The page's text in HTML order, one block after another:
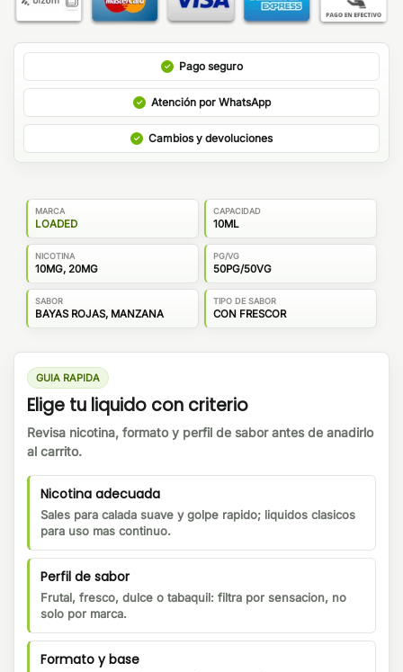
Pago seguro
Atención por WhatsApp
Cambios y devoluciones
MARCA
LOADED
CAPACIDAD
10ML
NICOTINA
10MG, 20MG
PG/VG
50PG/50VG
SABOR
BAYAS ROJAS, MANZANA
TIPO DE SABOR
CON FRESCOR
GUIA RAPIDA
Elige tu liquido con criterio
Revisa nicotina, formato y perfil de sabor antes de anadirlo
al carrito.
Nicotina adecuada
Sales para calada suave y golpe rapido; liquidos clasicos
para uso mas continuo.
Perfil de sabor
Frutal, fresco, dulce o tabaquil: filtra por sensacion, no
solo por marca.
Formato y base